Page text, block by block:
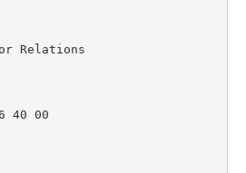
Relations
40 00